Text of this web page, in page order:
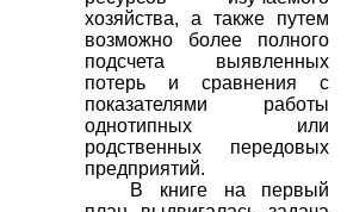
хозяйства, а также путем
возможно более полного
подсчета выявленных
потерь и сравнения с
показателями работы
однотипных или
родственных передовых
предприятий.
В книге на первый